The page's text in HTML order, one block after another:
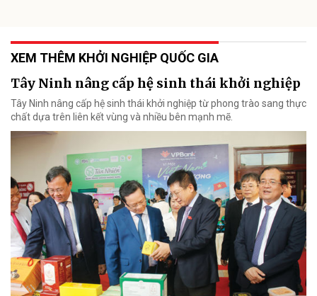
XEM THÊM KHỞI NGHIỆP QUỐC GIA
Tây Ninh nâng cấp hệ sinh thái khởi nghiệp
Tây Ninh nâng cấp hệ sinh thái khởi nghiệp từ phong trào sang thực
chất dựa trên liên kết vùng và nhiều bên mạnh mẽ.